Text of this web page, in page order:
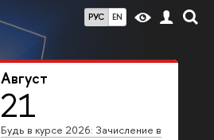
РУС EN
Август
21
Будь в курсе 2026: Зачисление в